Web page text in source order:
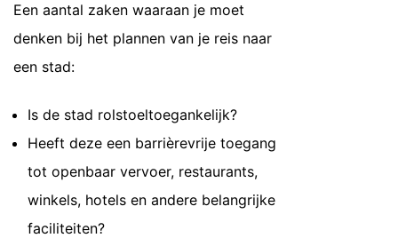
Een aantal zaken waaraan je moet
denken bij het plannen van je reis naar
een stad:
Is de stad rolstoeltoegankelijk?
Heeft deze een barrièrevrije toegang
tot openbaar vervoer, restaurants,
winkels, hotels en andere belangrijke
faciliteiten?